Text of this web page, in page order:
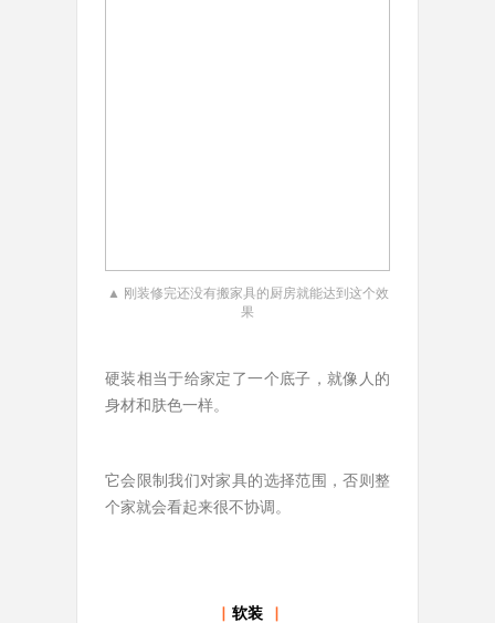
▲ 刚装修完还没有搬家具的厨房就能达到这个效
果
硬装相当于给家定了一个底子，就像人的
身材和肤色一样。
它会限制我们对家具的选择范围，否则整
个家就会看起来很不协调。
▏ 软装 ▕